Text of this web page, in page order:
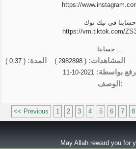
https://
حسابنا في تيك توك
https://vm.tiktok.com/
المشاهدات: ( 2982898 ) المدة: ( 0:37 )
بواسطة:
الوصف:
<< Previous 1 2 3 4 5 6 7 8
May Allah reward you for